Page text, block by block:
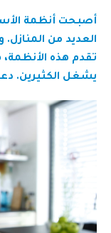
أصبحت أنظمة
العديد من
تقدم هذه
يشغل الكثيرين.